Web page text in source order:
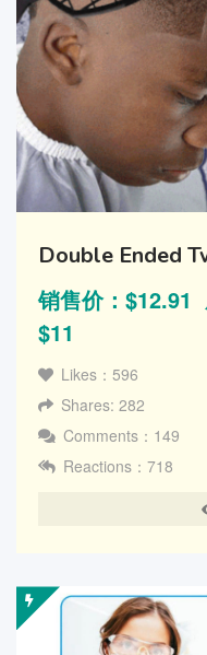
Double Ended
销售价：$12.91
$11
Likes：596
Shares: 282
Comments：149
Reactions：718